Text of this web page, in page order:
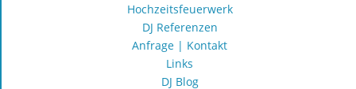
Hochzeitsfeuerwerk
DJ Referenzen
Anfrage | Kontakt
Links
DJ Blog